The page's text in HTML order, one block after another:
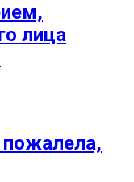
лица